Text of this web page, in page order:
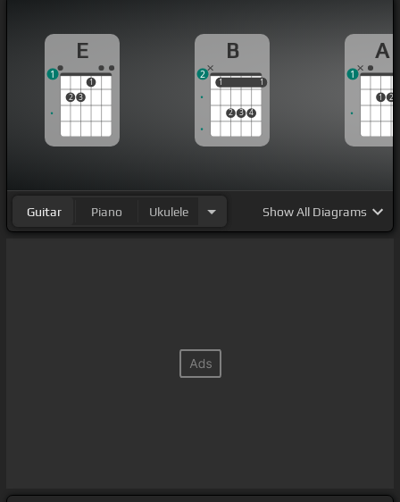
E
2 3
1
1
B
1
2 3 4
1
1 1
2
A
1 2
1
Guitar Piano Ukulele ShowAll Diagrams